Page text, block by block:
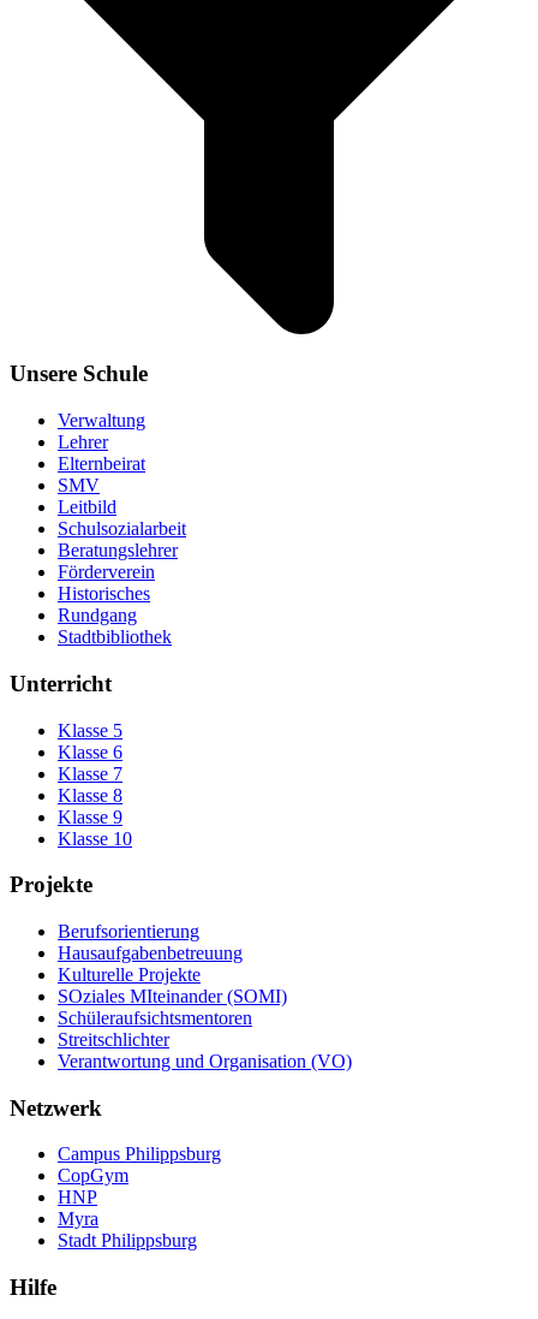
Unsere Schule
Verwaltung
Lehrer
Elternbeirat
SMV
Leitbild
Schulsozialarbeit
Beratungslehrer
Förderverein
Historisches
Rundgang
Stadtbibliothek
Unterricht
Klasse 5
Klasse 6
Klasse 7
Klasse 8
Klasse 9
Klasse 10
Projekte
Berufsorientierung
Hausaufgabenbetreuung
Kulturelle Projekte
SOziales MIteinander (SOMI)
Schüleraufsichtsmentoren
Streitschlichter
Verantwortung und Organisation (VO)
Netzwerk
Campus Philippsburg
CopGym
HNP
Myra
Stadt Philippsburg
Hilfe